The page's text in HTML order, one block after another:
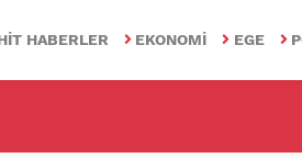
HABERLER EKONOMI EGE